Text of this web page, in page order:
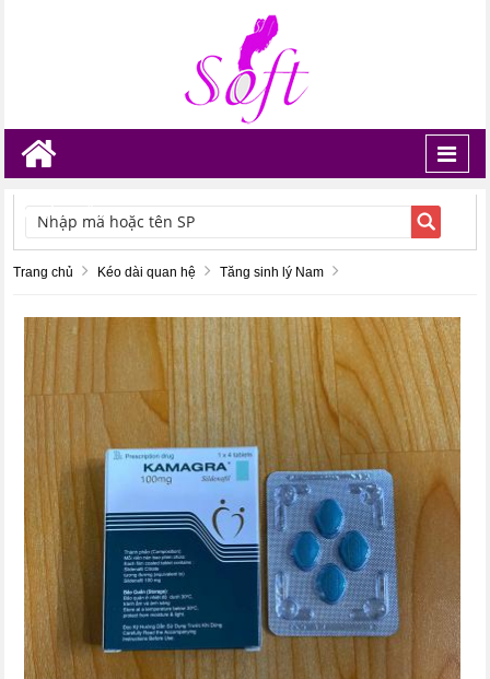
TÌM KIẾM
Trang chủ Kéo dài quan hệ Tăng sinh lý Nam